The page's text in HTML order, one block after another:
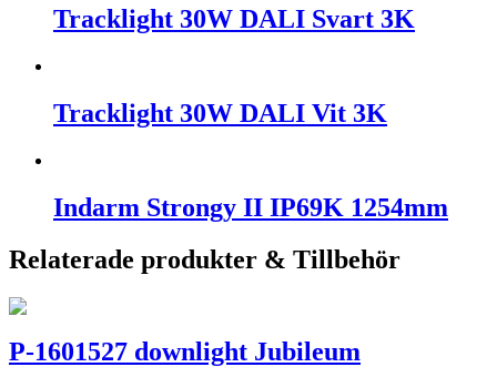
Tracklight 30W DALI Svart 3K
Tracklight 30W DALI Vit 3K
Indarm Strongy II IP69K 1254mm
Relaterade produkter & Tillbehör
P-1601527 downlight Jubileum